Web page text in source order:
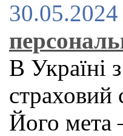
30.05.2024
В Україні
страховий
Його мета